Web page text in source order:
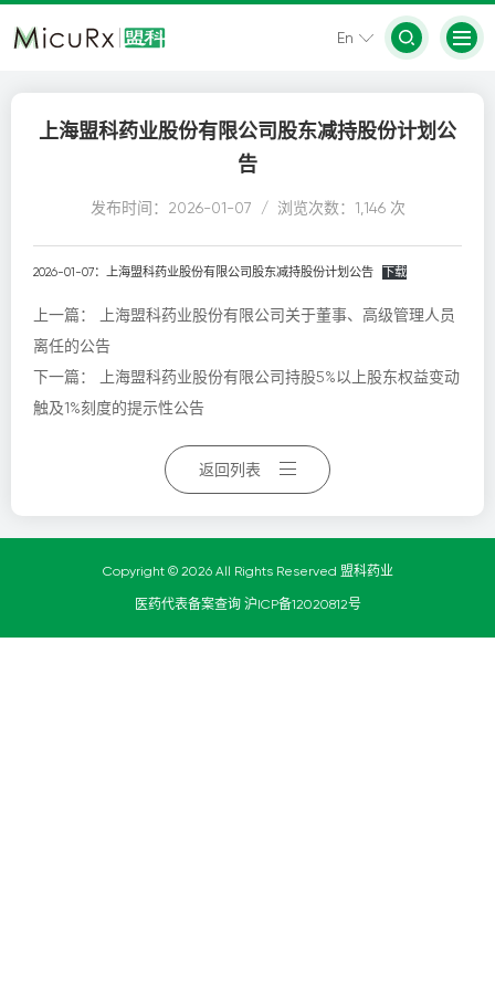
En
上海盟科药业股份有限公司股东减持股份计划公
告
发布时间：2026-01-07 / 浏览次数：1,146 次
2026-01-07：上海盟科药业股份有限公司股东减持股份计划公告 下载
上一篇：
上海盟科药业股份有限公司关于董事、高级管理人员
离任的公告
下一篇：
上海盟科药业股份有限公司持股5%以上股东权益变动
触及1%刻度的提示性公告
返回列表
Copyright © 2026 All Rights Reserved 盟科药业
医药代表备案查询 沪ICP备12020812号